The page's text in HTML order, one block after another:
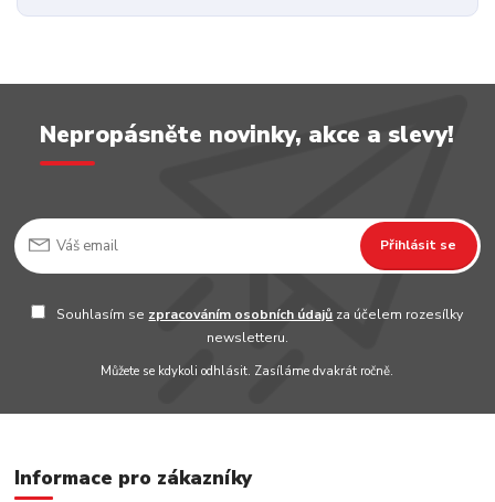
Nepropásněte novinky, akce a slevy!
Přihlásit se
Souhlasím se zpracováním osobních údajů za účelem rozesílky
newsletteru.
Můžete se kdykoli odhlásit. Zasíláme dvakrát ročně.
Informace pro zákazníky